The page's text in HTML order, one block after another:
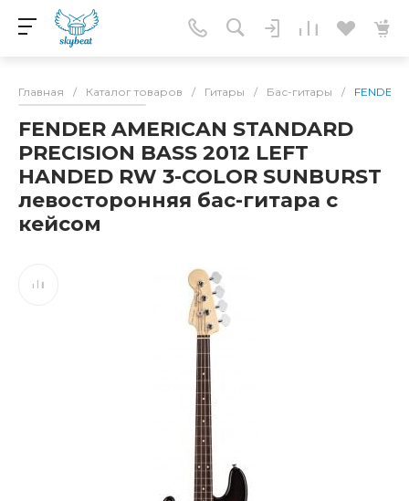
Главная / Каталог товаров / Гитары / Бас-гитары / FENDER
FENDER AMERICAN STANDARD
PRECISION BASS 2012 LEFT
HANDED RW 3-COLOR SUNBURST
левосторонняя бас-гитара с
кейсом